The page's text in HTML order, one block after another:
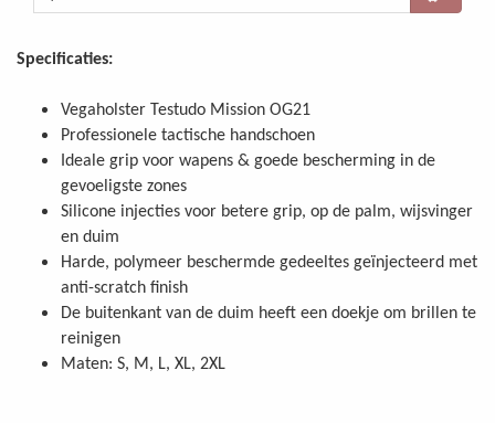
Specificaties:
Vegaholster Testudo Mission OG21
Professionele tactische handschoen
Ideale grip voor wapens & goede bescherming in de
gevoeligste zones
Silicone injecties voor betere grip, op de palm, wijsvinger
en duim
Harde, polymeer beschermde gedeeltes geïnjecteerd met
anti-scratch finish
De buitenkant van de duim heeft een doekje om brillen te
reinigen
Maten: S, M, L, XL, 2XL